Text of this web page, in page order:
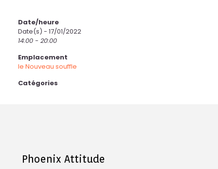
Date/heure
Date(s) - 17/01/2022
14:00 - 20:00
Emplacement
le Nouveau souffle
Catégories
Phoenix Attitude